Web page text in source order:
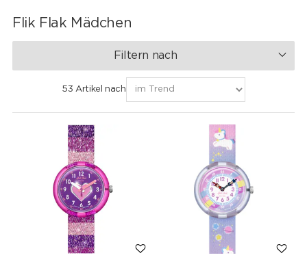
Flik Flak Mädchen
Filtern nach
53 Artikel nach